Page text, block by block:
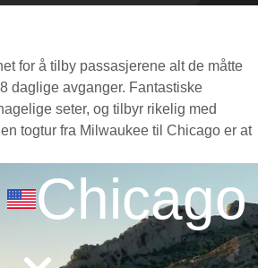
for å tilby passasjerene alt de måtte
daglige avganger. Fantastiske
seter, og tilbyr rikelig med
togtur fra Milwaukee til Chicago er at
Chicago